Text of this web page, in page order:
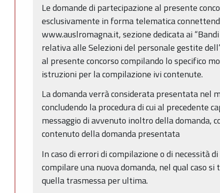
Le domande di partecipazione al presente
esclusivamente in forma telematica
www.auslromagna.it, sezione dedicata ai
relativa alle Selezioni del personale gestite
al presente concorso compilando lo specifico
istruzioni per la compilazione ivi contenute.
La domanda verrà considerata presentata nel
concludendo la procedura di cui al precedente
messaggio di avvenuto inoltro della domanda,
contenuto della domanda presentata
In caso di errori di compilazione o di necessità
compilare una nuova domanda, nel qual caso
quella trasmessa per ultima.